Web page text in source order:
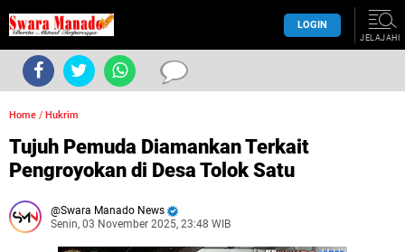
LOGIN
JELAJAHI
Home / Hukrim
Tujuh Pemuda Diamankan Terkait
Pengroyokan di Desa Tolok Satu
Swara Manado News
Senin, 03 November 2025, 23:48 WIB